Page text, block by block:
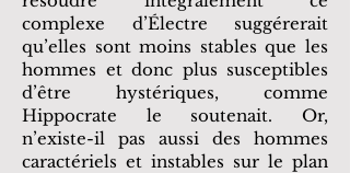
complexe d’Électre suggérerait
qu’elles sont moins stables que les
hommes et donc plus susceptibles
d’être hystériques, comme
Hippocrate le soutenait. Or,
n’existe-il pas aussi des hommes
caractériels et instables sur le plan